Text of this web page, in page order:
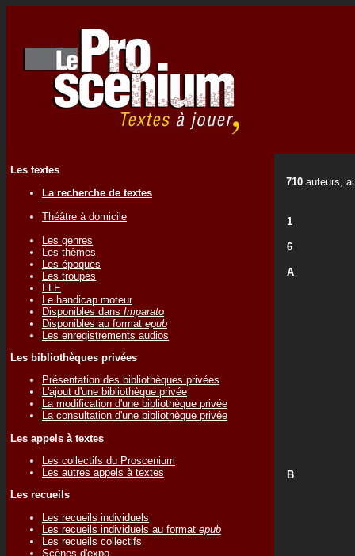
Les textes
La recherche de textes
Théâtre à domicile
Les genres
Les thèmes
Les époques
Les troupes
FLE
Le handicap moteur
Disponibles dans Imparato
Disponibles au format epub
Les enregistrements audios
Les bibliothèques privées
Présentation des bibliothèques privées
L'ajout d'une bibliothèque privée
La modification d'une bibliothèque privée
La consultation d'une bibliothèque privée
Les appels à textes
Les collectifs du Proscenium
Les autres appels à textes
Les recueils
Les recueils individuels
Les recueils individuels au format epub
Les recueils collectifs
Scènes d'expo
710 auteurs,
1
6
A
B